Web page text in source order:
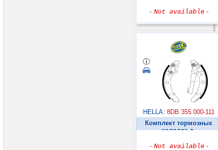
- Not available -
HELLA: 8DB 355 000-111
Комплект тормозных
колодок ►
- Not available -